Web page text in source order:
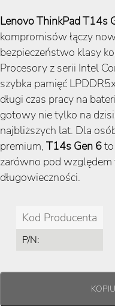
Lenovo ThinkPad T14s
kompromisów łączy
bezpieczeństwo klasy
Procesory z serii Intel
szybka pamięć
długi czas pracy na
gotowy nie tylko na
najbliższych lat. Dla
premium, T14s Gen 6
zarówno pod względem
długowieczności.
Kod Producenta
P/N: